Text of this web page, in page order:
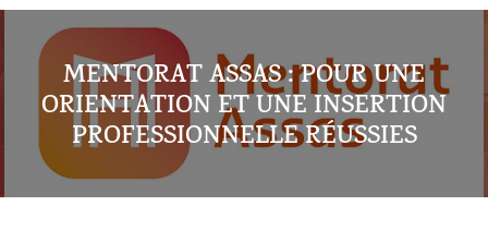
MENTORAT ASSAS : POUR UNE
ORIENTATION ET UNE INSERTION
PROFESSIONNELLE RÉUSSIES